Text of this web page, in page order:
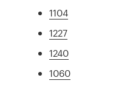
1104
1227
1240
1060